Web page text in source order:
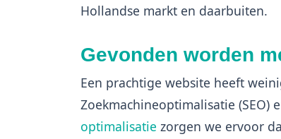
Hollandse markt en daarbuiten.
Gevonden worden
Een prachtige website heeft
Zoekmachineoptimalisatie (SEO)
optimalisatie zorgen we ervoor